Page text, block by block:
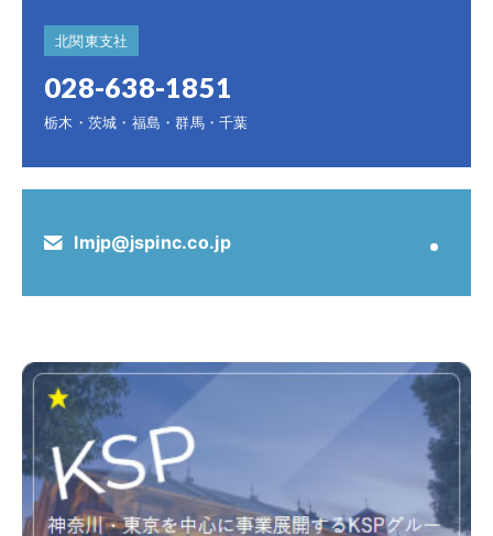
北関東支社
028-638-1851
栃木・茨城・福島・群馬・千葉
lmjp@jspinc.co.jp